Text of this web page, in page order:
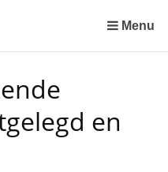
Menu
en